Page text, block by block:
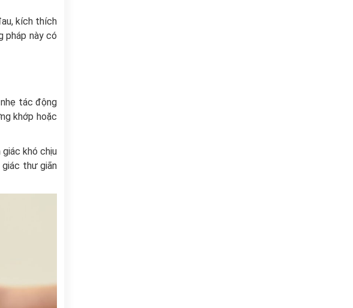
kích thích
pháp này có
tác động
khớp hoặc
khó chịu
thư giãn